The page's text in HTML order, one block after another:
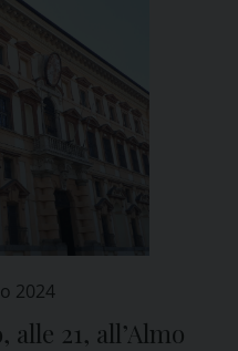
2024
21, all’Almo